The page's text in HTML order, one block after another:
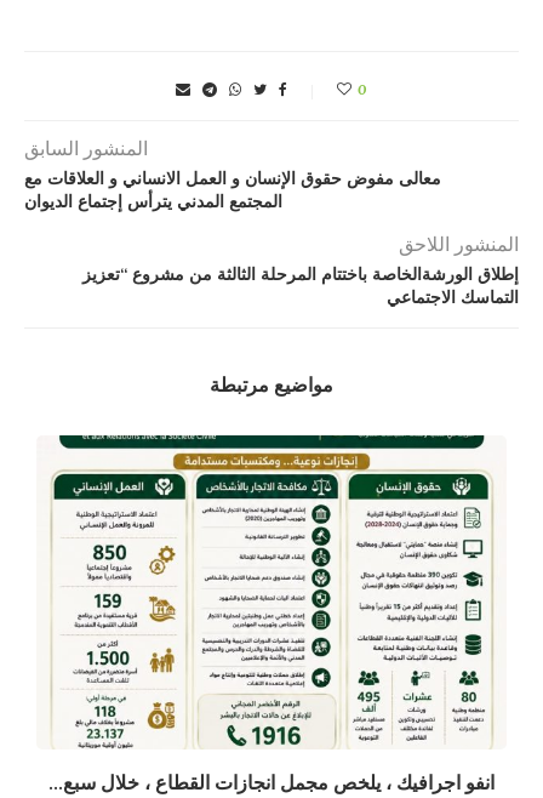
0
المنشور السابق
معالى مفوض حقوق الإنسان و العمل الانساني و العلاقات مع
المجتمع المدني يترأس إجتماع الديوان
المنشور اللاحق
إطلاق الورشةالخاصة باختتام المرحلة الثالثة من مشروع “تعزيز
التماسك الاجتماعي
مواضيع مرتبطة
انفو اجرافيك ، يلخص مجمل انجازات القطاع ، خلال سبع...